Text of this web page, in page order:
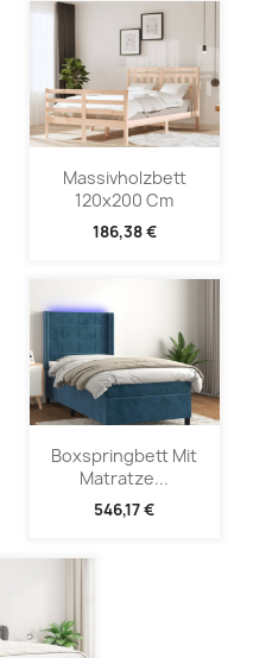
Massivholzbett
120x200 Cm
186,38 €
Boxspringbett Mit
Matratze...
546,17 €